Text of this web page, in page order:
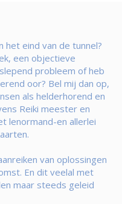
het eind van de tunnel?
een objectieve
probleem of heb
oor? Bel mij dan op,
als helderhorend en
Reiki meester en
lenormand-en allerlei
van oplossingen
En dit veelal met
maar steeds geleid